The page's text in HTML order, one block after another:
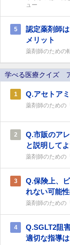
ュー
5
認定薬剤師
メリット
薬剤師のための
学べる医療クイズ
1 Q.アセトア
薬剤師のための
2
Q.市販のア
と説明して
薬剤師のための
3
Q.保険上、
れない可能
薬剤師のための
4
Q.SGLT2阻
適切な指導は